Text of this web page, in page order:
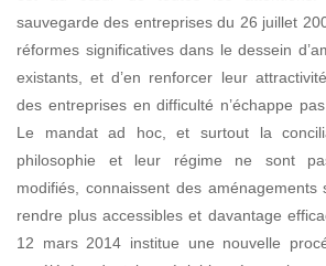
sauvegarde des entreprises du 26 juillet
réformes significatives dans le dessein
existants, et d’en renforcer leur
des entreprises en difficulté n’échappe
Le mandat ad hoc, et surtout la
philosophie et leur régime ne sont
modifiés, connaissent des
rendre plus accessibles et davantage
12 mars 2014 institue une nouvelle